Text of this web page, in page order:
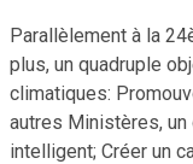
Parallèlement à la
plus, un quadruple
climatiques:
autres Ministères,
intelligent; Créer un